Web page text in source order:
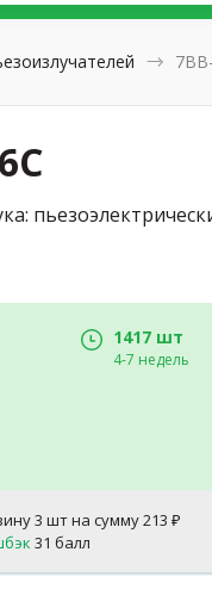
1417 шт
4-7 недель
3 шт на сумму213 ₽
31 балл